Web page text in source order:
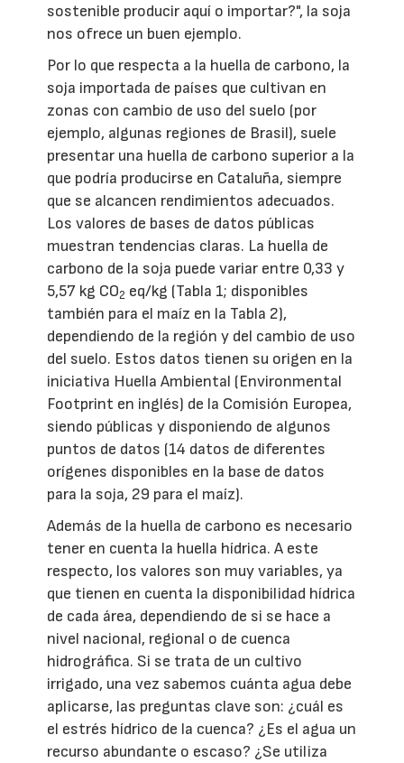
sostenible producir aquí o importar?", la soja
nos ofrece un buen ejemplo.
Por lo que respecta a la huella de carbono, la
soja importada de países que cultivan en
zonas con cambio de uso del suelo (por
ejemplo, algunas regiones de Brasil), suele
presentar una huella de carbono superior a la
que podría producirse en Cataluña, siempre
que se alcancen rendimientos adecuados.
Los valores de bases de datos públicas
muestran tendencias claras. La huella de
carbono de la soja puede variar entre 0,33 y
5,57 kg CO2 eq/kg (Tabla 1; disponibles
también para el maíz en la Tabla 2),
dependiendo de la región y del cambio de uso
del suelo. Estos datos tienen su origen en la
iniciativa Huella Ambiental (Environmental
Footprint en inglés) de la Comisión Europea,
siendo públicas y disponiendo de algunos
puntos de datos (14 datos de diferentes
orígenes disponibles en la base de datos
para la soja, 29 para el maíz).
Además de la huella de carbono es necesario
tener en cuenta la huella hídrica. A este
respecto, los valores son muy variables, ya
que tienen en cuenta la disponibilidad hídrica
de cada área, dependiendo de si se hace a
nivel nacional, regional o de cuenca
hidrográfica. Si se trata de un cultivo
irrigado, una vez sabemos cuánta agua debe
aplicarse, las preguntas clave son: ¿cuál es
el estrés hídrico de la cuenca? ¿Es el agua un
recurso abundante o escaso? ¿Se utiliza